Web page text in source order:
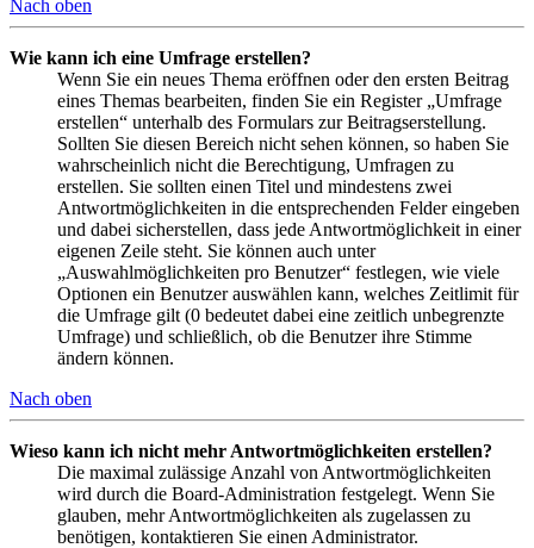
Nach oben
Wie kann ich eine Umfrage erstellen?
Wenn Sie ein neues Thema eröffnen oder den ersten Beitrag
eines Themas bearbeiten, finden Sie ein Register „Umfrage
erstellen“ unterhalb des Formulars zur Beitragserstellung.
Sollten Sie diesen Bereich nicht sehen können, so haben Sie
wahrscheinlich nicht die Berechtigung, Umfragen zu
erstellen. Sie sollten einen Titel und mindestens zwei
Antwortmöglichkeiten in die entsprechenden Felder eingeben
und dabei sicherstellen, dass jede Antwortmöglichkeit in einer
eigenen Zeile steht. Sie können auch unter
„Auswahlmöglichkeiten pro Benutzer“ festlegen, wie viele
Optionen ein Benutzer auswählen kann, welches Zeitlimit für
die Umfrage gilt (0 bedeutet dabei eine zeitlich unbegrenzte
Umfrage) und schließlich, ob die Benutzer ihre Stimme
ändern können.
Nach oben
Wieso kann ich nicht mehr Antwortmöglichkeiten erstellen?
Die maximal zulässige Anzahl von Antwortmöglichkeiten
wird durch die Board-Administration festgelegt. Wenn Sie
glauben, mehr Antwortmöglichkeiten als zugelassen zu
benötigen, kontaktieren Sie einen Administrator.